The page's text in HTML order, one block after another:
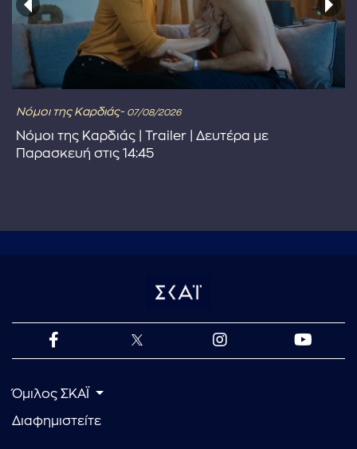
Νόμοι της Καρδιάς- 07/08/2026
Νόμοι της Καρδιάς | Trailer | Δευτέρα με
Παρασκευή στις 14:45
Όμιλος ΣΚΑΪ
Διαφημιστείτε